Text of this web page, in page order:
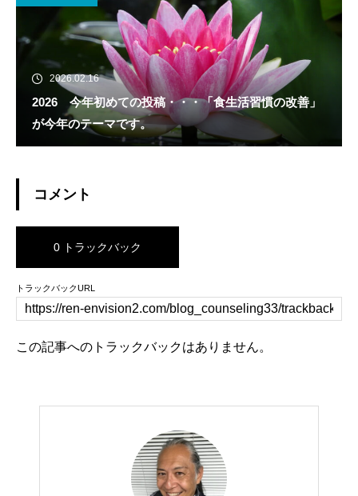
2026.02.16
2026 今年初めての投稿・・・「食生活習慣の改善」
が今年のテーマです。
コメント
0 トラックバック
トラックバックURL
この記事へのトラックバックはありません。